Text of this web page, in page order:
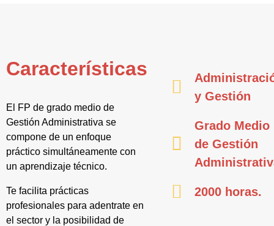
Características
El FP de grado medio de
Gestión Administrativa se
compone de un enfoque
práctico simultáneamente con
un aprendizaje técnico.
Te facilita prácticas
profesionales para adentrate en
el sector y la posibilidad de
y Gestión
Grado Medio
de Gestión
2000 horas.